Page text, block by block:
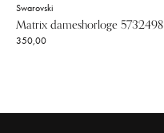
Swarovski
Matrix dameshorloge 5732498
350,00